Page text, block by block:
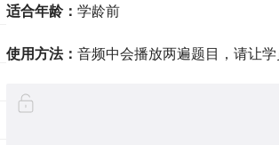
适合年龄： 学龄前
使用方法： 音频中会播放两遍题目，请让学